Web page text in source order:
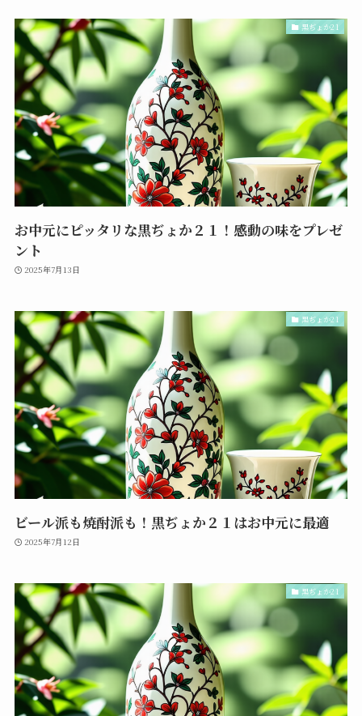
黒ぢょか21
お中元にピッタリな黒ぢょか２１！感動の味をプレゼ
ント
2025年7月13日
黒ぢょか21
ビール派も焼酎派も！黒ぢょか２１はお中元に最適
2025年7月12日
黒ぢょか21